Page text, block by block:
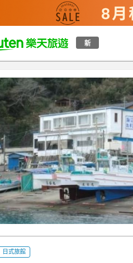
新
與方案評語設施
日式旅館